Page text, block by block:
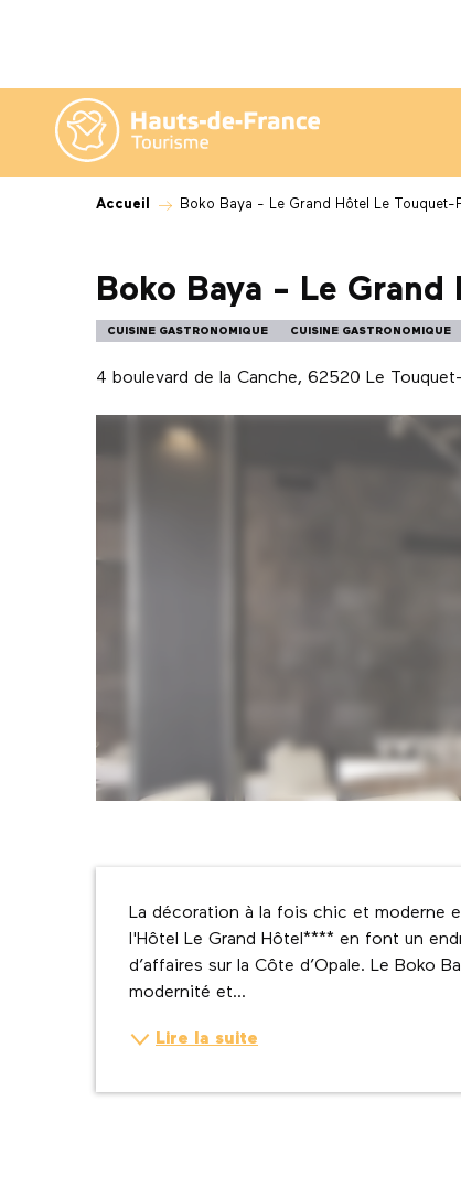
contenu
principal
Accueil Boko Baya - Le Grand Hôtel Le
Boko Baya - Le
CUISINE GASTRONOMIQUE CUISINE GASTRONOMIQUE
4 boulevard de la Canche, 62520 Le
Description
La décoration à la fois chic et moderne
l'Hôtel Le Grand Hôtel**** en font un
d’affaires sur la Côte d’Opale. Le Boko
modernité et...
Lire la suite